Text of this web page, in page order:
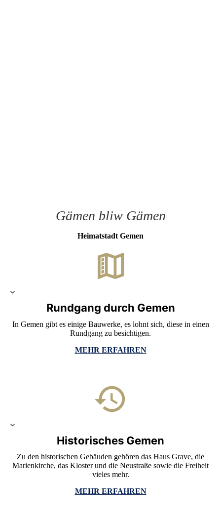
Gämen bliw Gämen
Heimat­stadt Gemen
Rundgang durch Gemen
In Gemen gibt es einige Bauwerke, es lohnt sich, diese in einen
Rundgang zu besichtigen.
MEHR ERFAHREN
Historisches Gemen
Zu den historischen Gebäuden gehören das Haus Grave, die
Marienkirche, das Kloster und die Neustraße sowie die Freiheit
vieles mehr.
MEHR ERFAHREN